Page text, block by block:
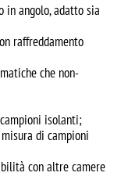
in angolo, adatto sia
raffreddamento
che non-
isolanti;
di campioni
con altre camere